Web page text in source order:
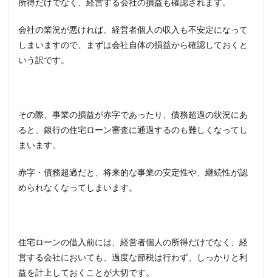
会社の業況が悪ければ、経営者個人の収入も不安定になって
しまいますので、まずは会社自体の損益から確認しておくと
いう訳です。
その際、事業の損益が赤字であったり、債務超過の状況にあ
ると、銀行の住宅ローン審査に通過するのも難しくなってし
まいます。
赤字・債務超過だと、将来的な事業の安定性や、継続性が認
められなくなってしまいます。
住宅ローンの借入前には、経営者個人の所得だけでなく、経
営する会社においても、過度な節税は行わず、しっかりと利
益を計上しておくことが大切です。